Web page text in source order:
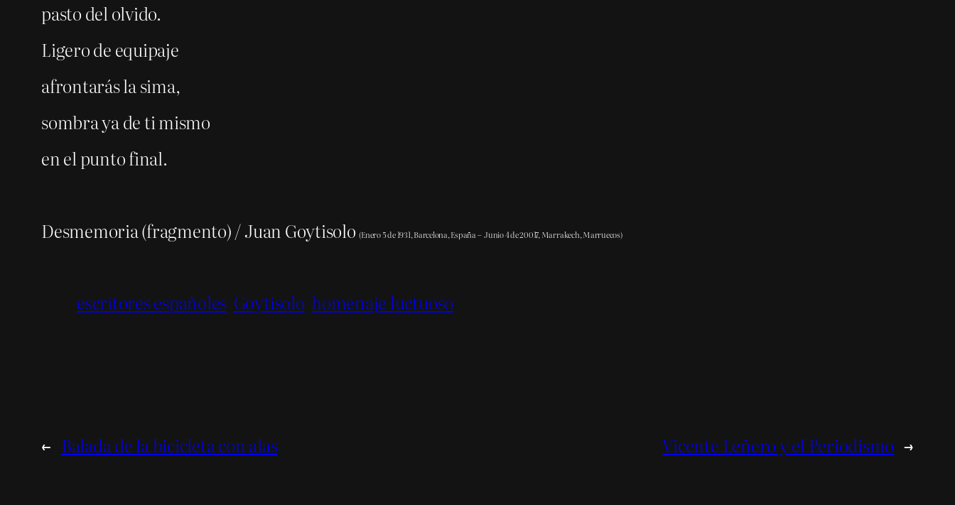
pasto del olvido.
Ligero de equipaje
afrontarás la sima,
sombra ya de ti mismo
en el punto final.
Desmemoria (fragmento) / Juan Goytisolo(Enero 5 de 1931, Barcelona, España – Junio 4 de 20017, Marrakech, Marruecos)
escritores españoles Goytisolo homenaje luctuoso
← Balada de la bicicleta con alas Vicente Leñero y el Periodismo →